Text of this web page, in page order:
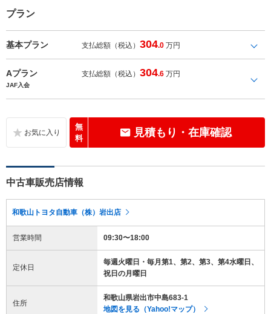
プラン
基本プラン 支払総額（税込）304.0 万円
Aプラン 支払総額（税込）304.6 万円
JAF入会
無
料
見積もり・在庫確認
中古車販売店情報
和歌山トヨタ自動車（株）岩出店
営業時間 09:30〜18:00
定休日
毎週火曜日・毎月第1、第2、第3、第4水曜日、
祝日の月曜日
住所
和歌山県岩出市中島683-1
地図を見る（Yahoo!マップ）